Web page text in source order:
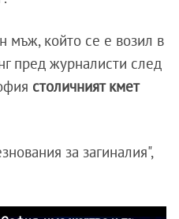
мъж, който се е возил в
пред журналисти след
столичният кмет
за загиналия",